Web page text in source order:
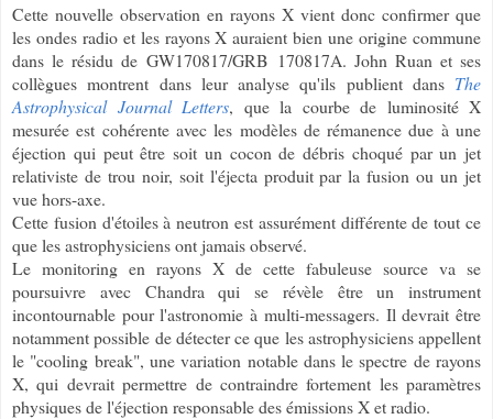
Cette nouvelle observation en rayons X vient donc confirmer que
les ondes radio et les rayons X auraient bien une origine commune
dans le résidu deGW170817/GRB 170817A. John Ruan et ses
collègues montrent dans leur analyse qu'ils publient dans The
Astrophysical Journal Letters, que la courbe de luminosité X
mesurée est cohérente avec les modèles de rémanence due à une
éjection qui peut être soit un cocon de débris choqué par un jet
relativiste de trou noir, soit l'éjecta produit par la fusion ou un jet
vue hors-axe.
Cette fusion d'étoiles à neutron est assurément différente de tout ce
que les astrophysiciens ont jamais observé.
Le monitoring en rayons X de cette fabuleuse source va se
poursuivre avec Chandra qui se révèle être un instrument
incontournable pour l'astronomie à multi-messagers. Il devrait être
notamment possible de détecter ce que les astrophysiciens appellent
le "cooling break", une variation notable dans le spectre de rayons
X, qui devrait permettre de contraindre fortement les paramètres
physiques de l'éjection responsable des émissions X et radio.